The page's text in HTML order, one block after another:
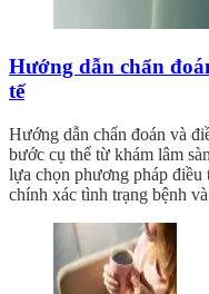
Hướng dẫn chẩn
tế
Hướng dẫn chẩn đoán và
bước cụ thể từ khám lâm
lựa chọn phương pháp
chính xác tình trạng bệnh